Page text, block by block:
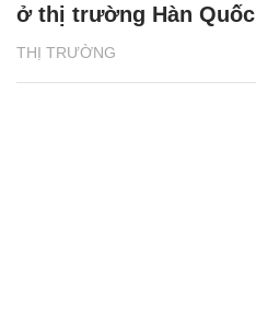
THỊ TRƯỜNG
ở thị trường Hàn Quốc